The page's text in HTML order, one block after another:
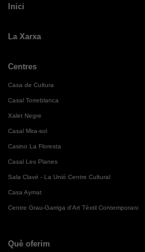
Inici
La Xarxa
Centres
Casa de Cultura
Casal Torreblanca
Xalet Negre
Casal Mira-sol
Casino La Floresta
Casal Les Planes
Sala Clavé - La Unió Centre Cultural
Casa Aymat
Centre Grau-Garriga d'Art Tèxtil Contemporani
Què oferim